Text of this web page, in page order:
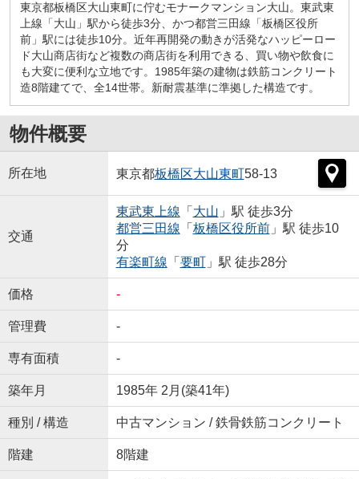
東京都板橋区大山東町に佇むモナークマンション大山。東武東
上線「大山」駅から徒歩3分、かつ都営三田線「板橋区役所
前」駅には徒歩10分。近年再開発の動きが活発なハッピーロー
ド大山商店街など複数の商店街を利用できる、買い物や飲食に
も大変に便利な立地です。1985年築の建物は鉄筋コンクリート
造8階建てで、全14世帯。新耐震基準に準拠した構造です。
物件概要
所在地 東京都板橋区大山東町58-13
交通
東武東上線 「 大山 」駅 徒歩3分
都営三田線 「 板橋区役所前」駅 徒歩10
分
有楽町線 「 要町」駅 徒歩28分
価格 -
管理費 -
専有面積 -
築年月 1985年 2月(築41年)
種別 / 構造 中古マンション / 鉄骨鉄筋コンクリート
階建 8階建